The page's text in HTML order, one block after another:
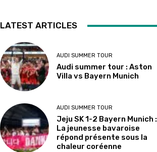
LATEST ARTICLES
AUDI SUMMER TOUR
Audi summer tour : Aston
Villa vs Bayern Munich
AUDI SUMMER TOUR
Jeju SK 1-2 Bayern Munich :
La jeunesse bavaroise
répond présente sous la
chaleur coréenne